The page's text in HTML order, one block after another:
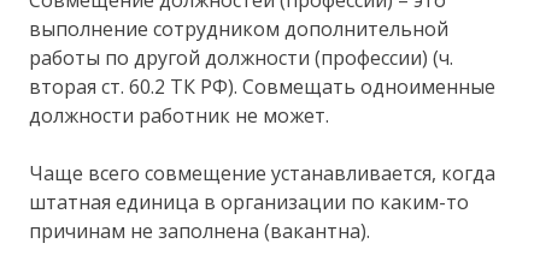
выполнение сотрудником дополнительной
работы по другой должности (профессии) (ч.
вторая ст. 60.2 ТК РФ). Совмещать одноименные
должности работник не может.
Чаще всего совмещение устанавливается, когда
штатная единица в организации по каким-то
причинам не заполнена (вакантна).